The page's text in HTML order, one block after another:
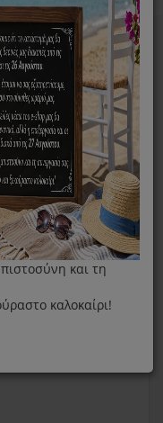
Μαύρη
και τη
καλοκαίρι!